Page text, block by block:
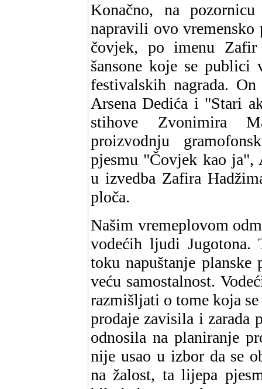
Konačno, na
napravili ovo
čovjek, po imenu Zafir
šansone koje se publici
festivalskih nagrada.
Arsena Dedića i "Stari
stihove Zvonimira
proizvodnju
pjesmu "Čovjek kao ja",
u izvedba Zafira
ploča.
Našim vremeplovom
vodećih ljudi Jugotona.
toku napuštanje planske
veću samostalnost.
razmišljati o tome koja
prodaje zavisila i zarada
odnosila na planiranje
nije usao u izbor da se
na žalost, ta lijepa